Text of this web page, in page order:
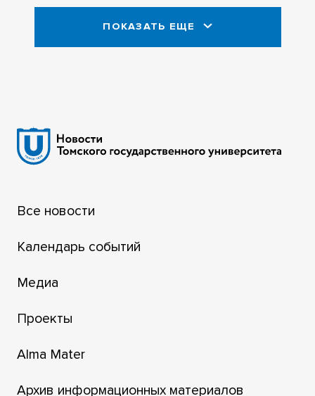
ПОКАЗАТЬ ЕЩЕ
Все новости
Календарь событий
Медиа
Проекты
Alma Mater
Архив информационных материалов